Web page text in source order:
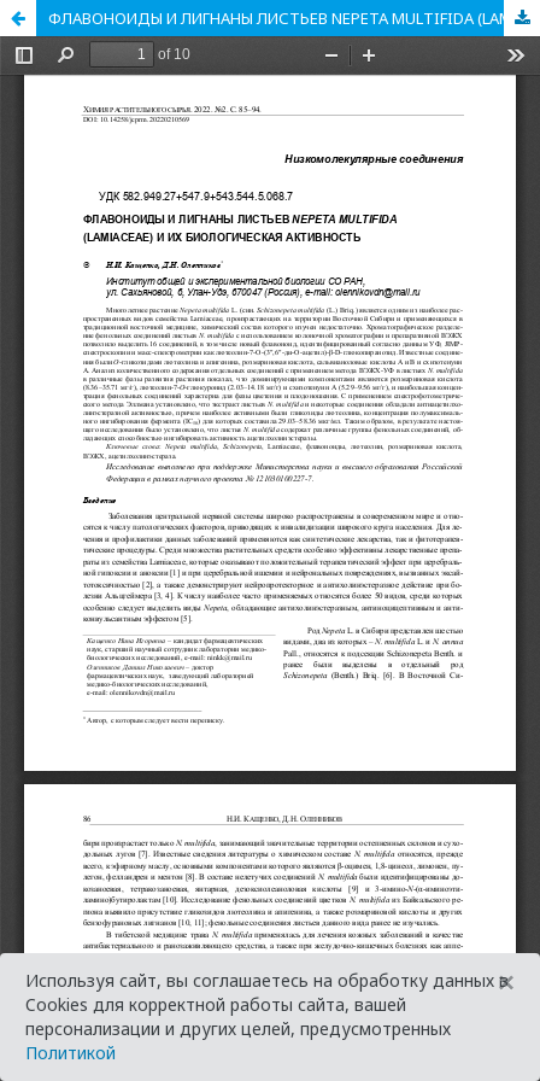
ФЛАВОНОИДЫ И ЛИГНАНЫ ЛИСТЬЕВ NEPETA MULTIFIDA (LAMIACEAE) И ИХ БИОЛОГИЧЕСКАЯ АКТИВНОСТЬ
Используя сайт, вы соглашаетесь на обработку данных в
Cookies для корректной работы сайта, вашей
персонализации и других целей, предусмотренных
Политикой
×